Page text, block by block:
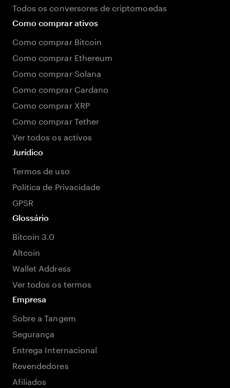
Todos os conversores de criptomoedas
Como comprar ativos
Como comprar Bitcoin
Como comprar Ethereum
Como comprar Solana
Como comprar Cardano
Como comprar XRP
Como comprar Tether
Ver todos os activos
Jurídico
Termos de uso
Política de Privacidade
GPSR
Glossário
Bitcoin 3.0
Altcoin
Wallet Address
Ver todos os termos
Empresa
Sobre a Tangem
Segurança
Entrega Internacional
Revendedores
Afiliados